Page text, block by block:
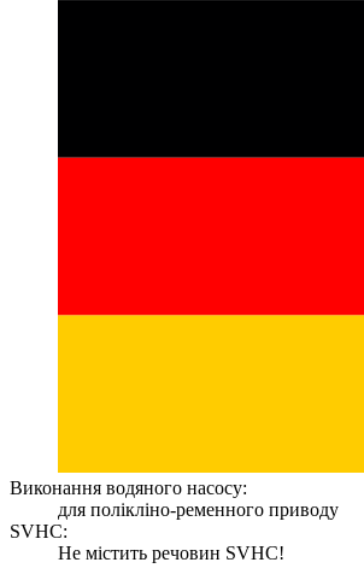
Виконання водяного насосу:
для полікліно-ременного приводу
SVHC:
Не містить речовин SVHC!